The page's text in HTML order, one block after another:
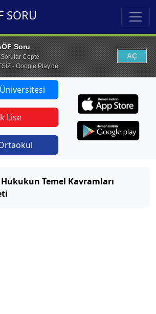
SORU
Soru
Sorular Cepte
- Google Play'de
AÇ
Lise
Hukukun Temel Kavramları